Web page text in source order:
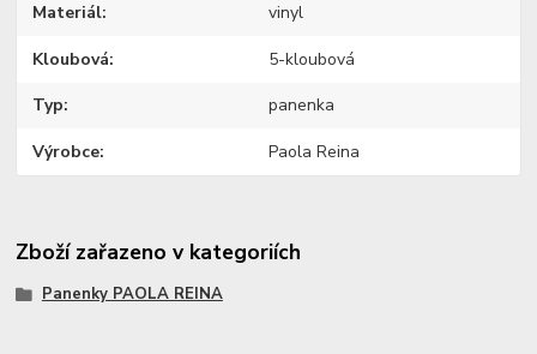
Materiál vinyl
Kloubová 5-kloubová
Typ panenka
Výrobce Paola Reina
Zboží zařazeno v kategoriích
Panenky PAOLA REINA